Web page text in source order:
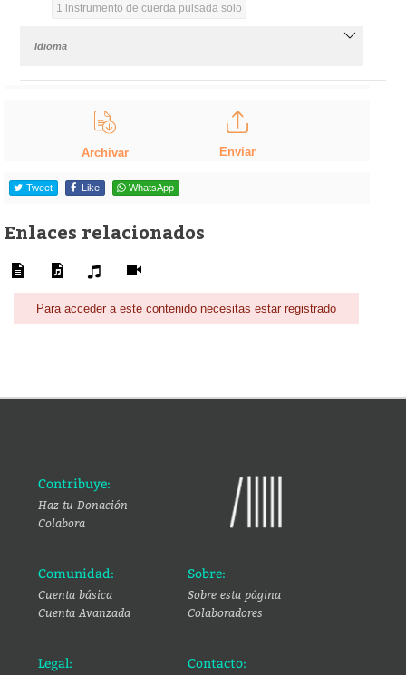
1 instrumento de cuerda pulsada solo
Idioma
Archivar Enviar
Tweet Like WhatsApp
Enlaces relacionados
Para acceder a este contenido necesitas estar registrado
Contribuye:
Haz tu Donación
Colabora
Comunidad:
Cuenta básica
Cuenta Avanzada
Sobre:
Sobre esta página
Colaboradores
Legal: Contacto: